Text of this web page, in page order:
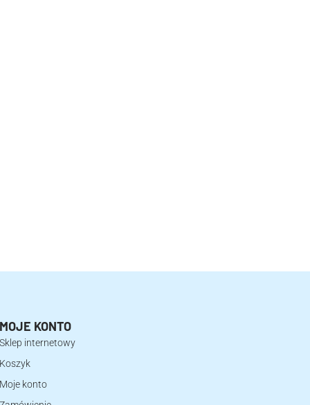
MOJE KONTO
Sklep internetowy
Koszyk
Moje konto